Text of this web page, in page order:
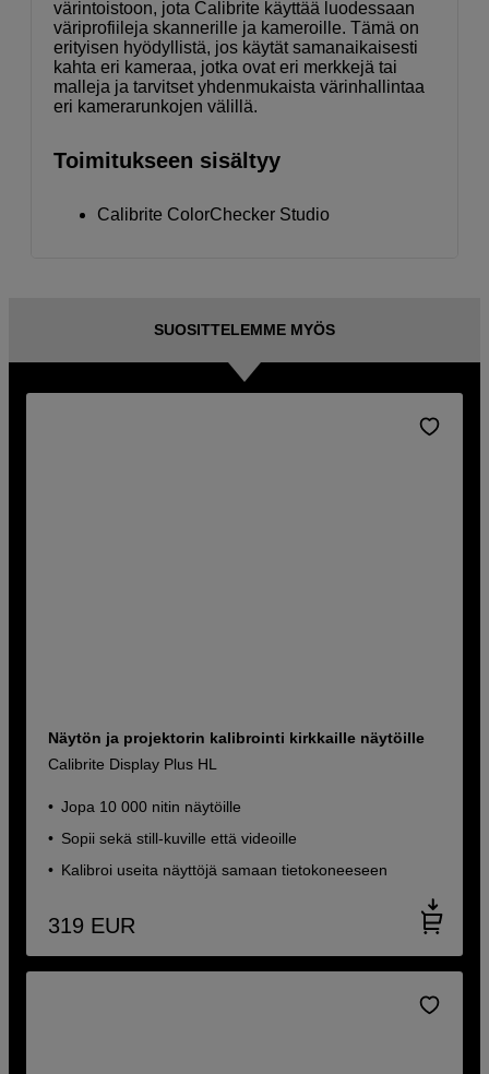
värintoistoon, jota Calibrite käyttää luodessaan
väriprofiileja skannerille ja kameroille. Tämä on
erityisen hyödyllistä, jos käytät samanaikaisesti
kahta eri kameraa, jotka ovat eri merkkejä tai
malleja ja tarvitset yhdenmukaista värinhallintaa
eri kamerarunkojen välillä.
Toimitukseen sisältyy
Calibrite ColorChecker Studio
SUOSITTELEMME MYÖS
Näytön ja projektorin kalibrointi kirkkaille näytöille
Calibrite Display Plus HL
Jopa 10 000 nitin näytöille
Sopii sekä still-kuville että videoille
Kalibroi useita näyttöjä samaan tietokoneeseen
319 EUR